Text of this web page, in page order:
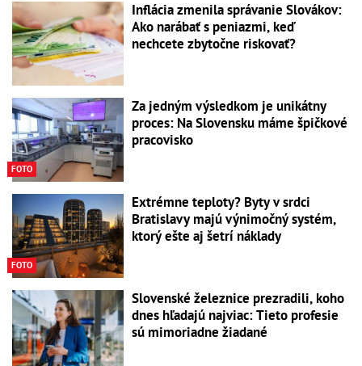
Inflácia zmenila správanie Slovákov:
Ako narábať s peniazmi, keď
nechcete zbytočne riskovať?
FOTO
Za jedným výsledkom je unikátny
proces: Na Slovensku máme špičkové
pracovisko
FOTO
Extrémne teploty? Byty v srdci
Bratislavy majú výnimočný systém,
ktorý ešte aj šetrí náklady
Slovenské železnice prezradili, koho
dnes hľadajú najviac: Tieto profesie
sú mimoriadne žiadané